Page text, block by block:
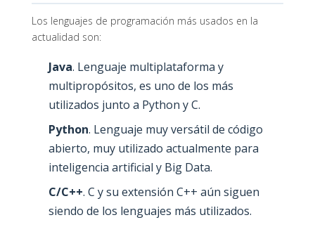
Los lenguajes de programación más usados en la
actualidad son:
Java. Lenguaje multiplataforma y
multipropósitos, es uno de los más
utilizados junto a Python y C.
Python. Lenguaje muy versátil de código
abierto, muy utilizado actualmente para
inteligencia artificial y Big Data.
C/C++. C y su extensión C++ aún siguen
siendo de los lenguajes más utilizados.